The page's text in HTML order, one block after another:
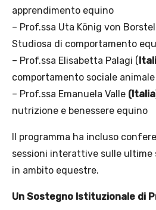
apprendimento equino
– Prof.ssa Uta König von Borstel
Studiosa di comportamento
– Prof.ssa Elisabetta Palagi (
comportamento sociale animale
– Prof.ssa Emanuela Valle
nutrizione e benessere equino
Il programma ha incluso
sessioni interattive sulle
in ambito equestre.
Un Sostegno Istituzionale di